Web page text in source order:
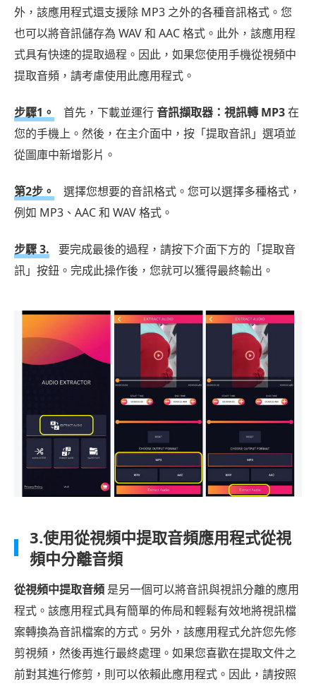
外，該應用程式還支援除 MP3 之外的各種音訊格式。您
也可以將音訊儲存為 WAV 和 AAC 格式。此外，該應用程
式具有快速的提取過程。因此，如果您使用手機從視頻中
提取音頻，請考慮使用此應用程式。
步驟1。 首先，下載並運行音訊擷取器：視訊轉 MP3在
您的手機上。然後，在主介面中，按「提取音訊」選項並
從圖庫中新增影片。
第2步。
選擇您想要的音訊格式。您可以選擇多種格式，
例如 MP3、AAC 和 WAV 格式。
步驟 3.
要完成最後的過程，請按下介面下方的「提取音
訊」按鈕。完成此操作後，您就可以獲得最終輸出。
3.使用從視頻中提取音頻應用程式從視
頻中分離音頻
從視頻中提取音頻 是另一個可以將音訊與視訊分離的應用
程式。該應用程式具有簡單的佈局和輕鬆有效地將視訊檔
案轉換為音訊檔案的方式。另外，該應用程式允許您先修
剪視頻，然後再進行最終處理。如果您喜歡在提取文件之
前對其進行修剪，則可以依賴此應用程式。因此，請按照